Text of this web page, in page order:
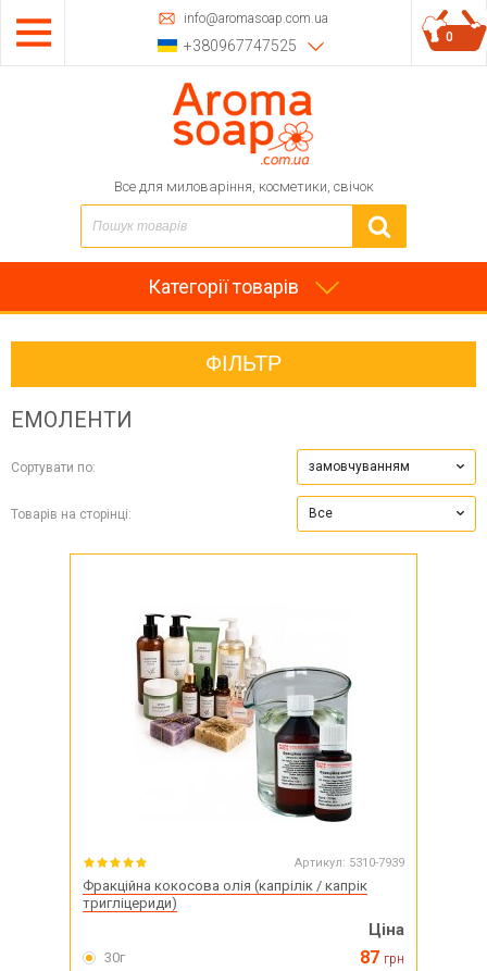
info@aromasoap.com.ua
+380967747525
Все для миловаріння, косметики, свічок
0
Категорії товарів
ФІЛЬТР
ЕМОЛЕНТИ
Сортувати по: замовчуванням
Товарів на сторінці: Все
Артикул: 5310-7939
Фракційна кокосова олія (капрілік / капрік
тригліцериди)
Ціна
30г 87 грн